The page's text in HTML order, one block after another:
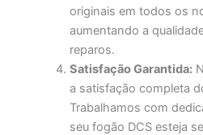
originais em todos os
aumentando a
reparos.
Satisfação Garantida:
a satisfação completa
Trabalhamos com
seu fogão DCS esteja